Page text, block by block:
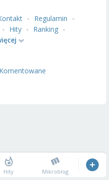
Regulamin
Hity
Ranking
Komentowane
Hity Mikroblog